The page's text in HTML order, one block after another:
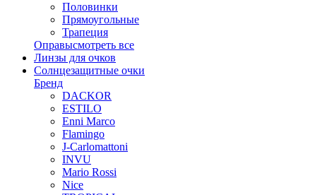
Половинки
Прямоугольные
Трапеция
Оправысмотреть все
Линзы для очков
Солнцезащитные очки
Бренд
DACKOR
ESTILO
Enni Marco
Flamingo
J-Carlomattoni
INVU
Mario Rossi
Nice